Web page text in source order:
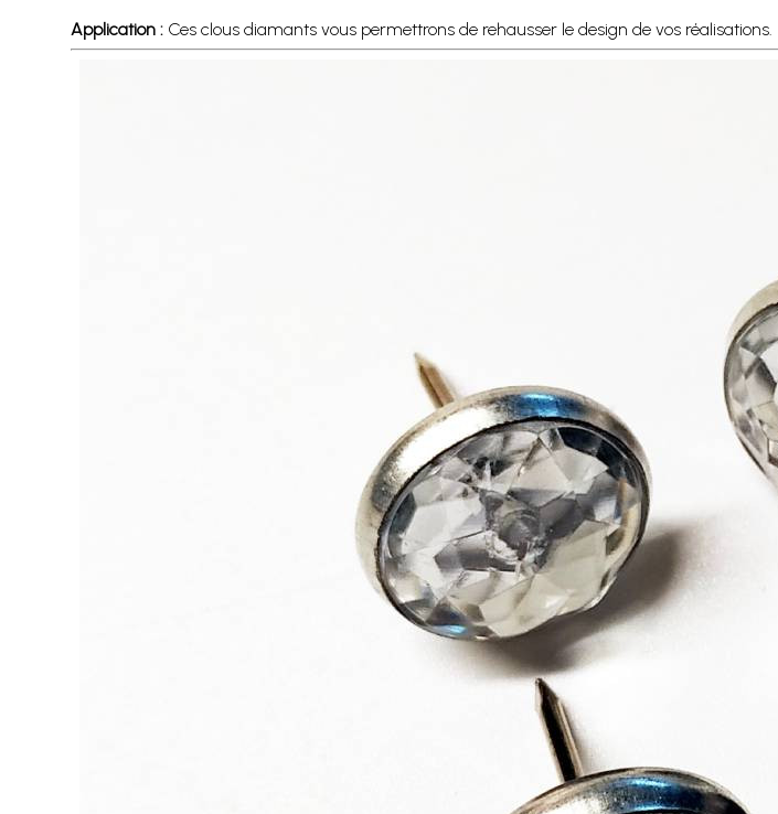
Application :Ces clous diamants vous permettrons de rehausser le design de vos réalisations.